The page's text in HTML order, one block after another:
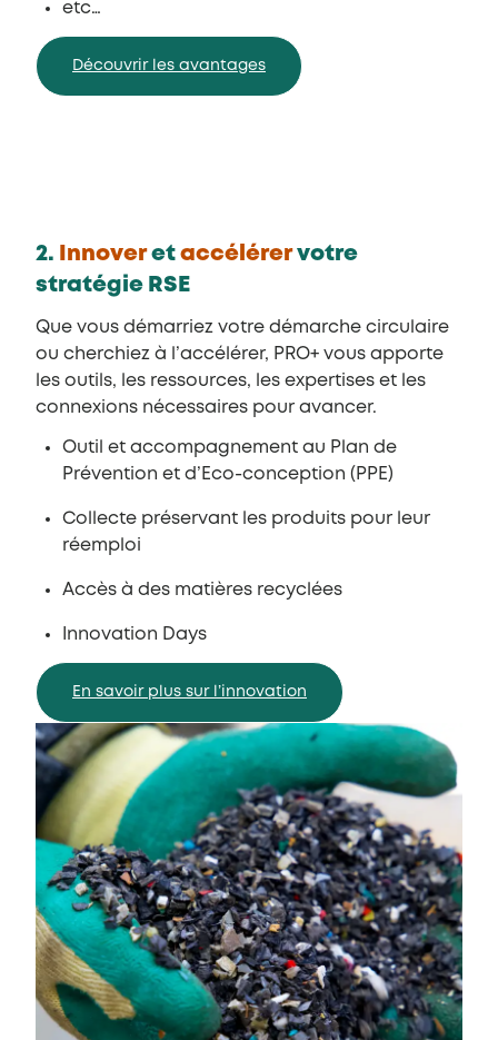
etc…
Découvrir les avantages
2. Innoveret accélérervotre
stratégie RSE
Que vous démarriez votre démarche circulaire
ou cherchiez à l’accélérer, PRO+ vous apporte
les outils, les ressources, les expertises et les
connexions nécessaires pour avancer.
Outil et accompagnement au Plan de
Prévention et d’Eco-conception (PPE)
Collecte préservant les produits pour leur
réemploi
Accès à des matières recyclées
Innovation Days
En savoir plus sur l’innovation